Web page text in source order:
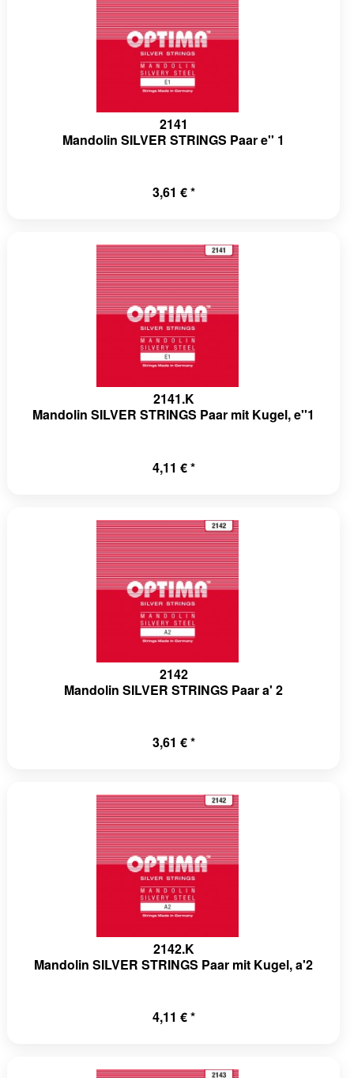
2141
Mandolin SILVER STRINGS Paar e'' 1
3,61 € *
2141.K
Mandolin SILVER STRINGS Paar mit Kugel, e''1
4,11 € *
2142
Mandolin SILVER STRINGS Paar a' 2
3,61 € *
2142.K
Mandolin SILVER STRINGS Paar mit Kugel, a'2
4,11 € *